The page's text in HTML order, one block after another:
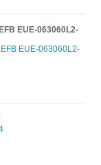
EUE-063060L2-